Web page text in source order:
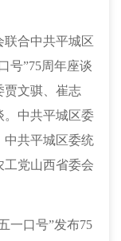
联合中共平城区
号”75周年座谈
贾文骐、崔志
。中共平城区委
中共平城区委统
工党山西省委会
一口号”发布75